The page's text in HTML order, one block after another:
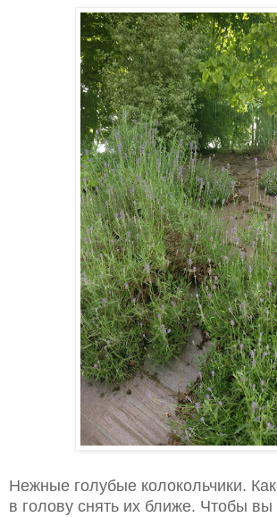
Нежные голубые колокольчики.
в голову снять их ближе. Чтобы вы